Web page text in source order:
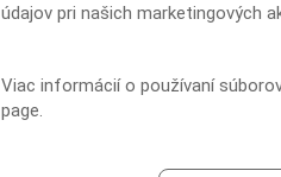
vysokú
údajov pri našich marketingových
Viac informácií o používaní
page.